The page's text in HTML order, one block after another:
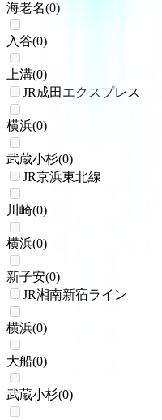
海老名(0)
入谷(0)
上溝(0)
JR成田エクスプレス
横浜(0)
武蔵小杉(0)
JR京浜東北線
川崎(0)
横浜(0)
新子安(0)
JR湘南新宿ライン
横浜(0)
大船(0)
武蔵小杉(0)